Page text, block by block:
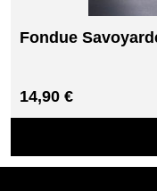
14,90 €